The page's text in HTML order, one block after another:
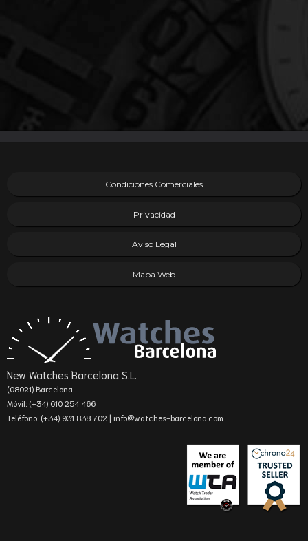
Condiciones Comerciales
Privacidad
Aviso Legal
Mapa Web
New Watches Barcelona S.L.
(08021) Barcelona
Móvil: (+34) 610 254 466
Teléfono: (+34) 931 838 702 | info@watches-barcelona.com